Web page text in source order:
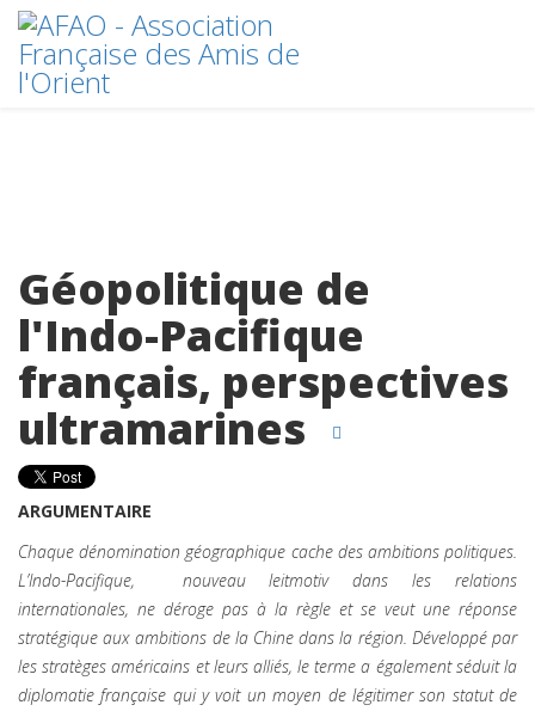
Géopolitique de
l'Indo-Pacifique
français, perspectives
ultramarines
ARGUMENTAIRE
Chaque dénomination géographique cache des ambitions politiques.
L’Indo-Pacifique, nouveau leitmotiv dans les relations
internationales, ne déroge pas à la règle et se veut une réponse
stratégique aux ambitions de la Chine dans la région. Développé par
les stratèges américains et leurs alliés, le terme a également séduit la
diplomatie française qui y voit un moyen de légitimer son statut de